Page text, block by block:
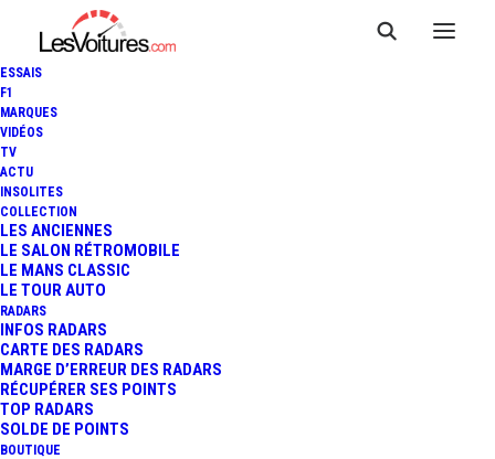
ESSAIS
F1
MARQUES
VIDÉOS
TV
ACTU
INSOLITES
COLLECTION
LES ANCIENNES
LE SALON RÉTROMOBILE
LE MANS CLASSIC
LE TOUR AUTO
RADARS
INFOS RADARS
CARTE DES RADARS
MARGE D’ERREUR DES RADARS
RÉCUPÉRER SES POINTS
TOP RADARS
SOLDE DE POINTS
BOUTIQUE
voies) Gauche
Le péage de
passage situé sur l’autoroute
Autoroute de Lorraine-Bourgogne
dans la ville de
Meurthe-et-Moselle, région Grand Est.
Ce péage est équipé de